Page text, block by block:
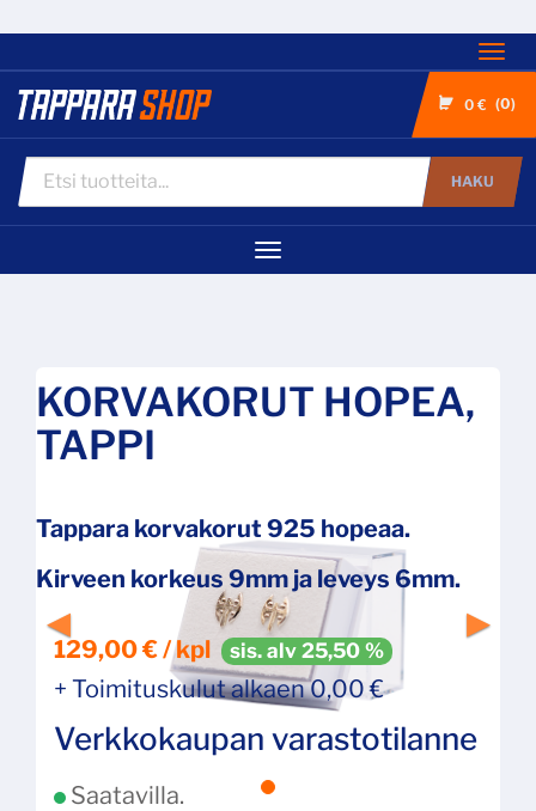
0 € 0
HAKU
Navigaatio
KORVAKORUT HOPEA,
TAPPI
Tappara korvakorut 925 hopeaa.
Kirveen korkeus 9mm ja leveys 6mm.
129,00 € / kpl sis. alv 25,50 %
+ Toimituskulut alkaen 0,00 €
Verkkokaupan varastotilanne
Saatavilla.